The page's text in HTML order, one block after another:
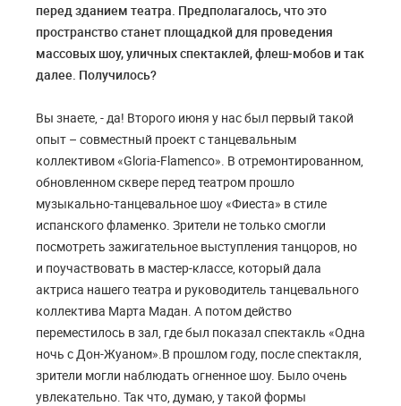
перед зданием театра. Предполагалось, что это
пространство станет площадкой для проведения
массовых шоу, уличных спектаклей, флеш-мобов и так
далее. Получилось?
Вы знаете, - да! Второго июня у нас был первый такой
опыт – совместный проект с танцевальным
коллективом «Gloria-Flamenco». В отремонтированном,
обновленном сквере перед театром прошло
музыкально-танцевальное шоу «Фиеста» в стиле
испанского фламенко. Зрители не только смогли
посмотреть зажигательное выступления танцоров, но
и поучаствовать в мастер-классе, который дала
актриса нашего театра и руководитель танцевального
коллектива Марта Мадан. А потом действо
переместилось в зал, где был показал спектакль «Одна
ночь с Дон-Жуаном».В прошлом году, после спектакля,
зрители могли наблюдать огненное шоу. Было очень
увлекательно. Так что, думаю, у такой формы